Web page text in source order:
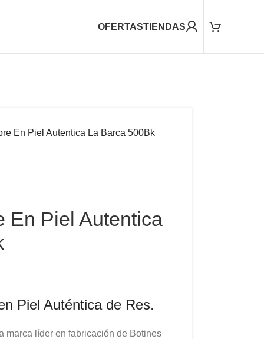
OFERTASTIENDAS
En Piel Autentica La Barca 500Bk
En Piel Autentica
Piel Auténtica de Res.
marca líder en fabricación de Botines